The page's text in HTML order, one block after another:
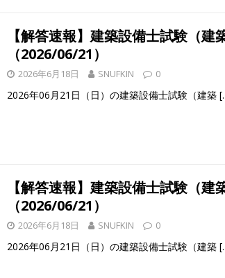
【解答速報】建築設備士試験（建
（2026/06/21）
2026年6月18日 SNUFKIN 0
2026年06月21日（日）の建築設備士試験（建築
【解答速報】建築設備士試験（建
（2026/06/21）
2026年6月18日 SNUFKIN 0
2026年06月21日（日）の建築設備士試験（建築